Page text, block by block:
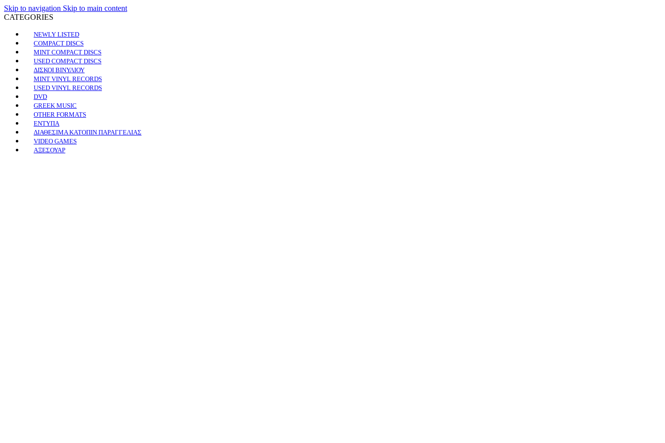
Skip to navigation Skip to main content
CATEGORIES
NEWLY LISTED
COMPACT DISCS
MINT COMPACT DISCS
USED COMPACT DISCS
ΔΙΣΚΟΙ ΒΙΝΥΛΙΟΥ
MINT VINYL RECORDS
USED VINYL RECORDS
DVD
GREEK MUSIC
OTHER FORMATS
ΕΝΤΥΠΑ
ΔΙΑΘΕΣΙΜΑ ΚΑΤΟΠΙΝ ΠΑΡΑΓΓΕΛΙΑΣ
VIDEO GAMES
ΑΞΕΣΟΥΑΡ